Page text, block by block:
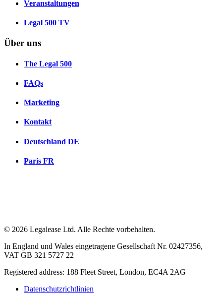
Veranstaltungen
Legal 500 TV
Über uns
The Legal 500
FAQs
Marketing
Kontakt
Deutschland DE
Paris FR
© 2026 Legalease Ltd. Alle Rechte vorbehalten.
In England und Wales eingetragene Gesellschaft Nr. 02427356,
VAT GB 321 5727 22
Registered address: 188 Fleet Street, London, EC4A 2AG
Datenschutzrichtlinien